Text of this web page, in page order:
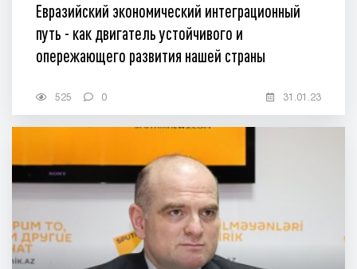
Евразийский экономический интеграционный
путь - как двигатель устойчивого и
опережающего развития нашей страны
525 0 31.01.23